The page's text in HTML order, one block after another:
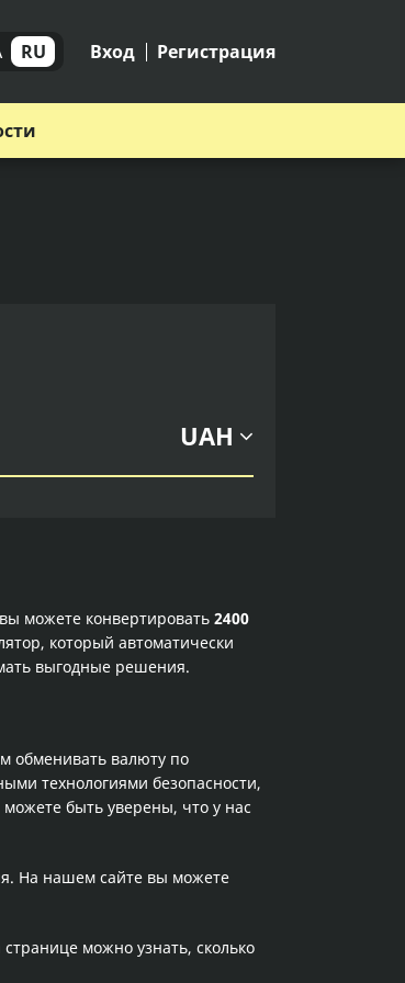
RU Вход Регистрация
UAH
можете конвертировать 2400
который автоматически
выгодные решения.
обменивать валюту по
технологиями безопасности,
быть уверены, что у нас
На нашем сайте вы можете
можно узнать, сколько